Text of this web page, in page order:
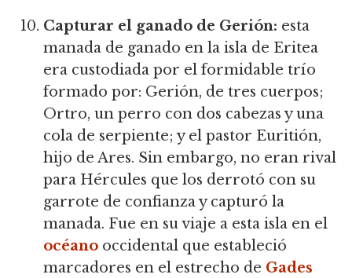
Capturar el ganado de Gerión: esta
manada de ganado en la isla de Eritea
era custodiada por el formidable trío
formado por: Gerión, de tres cuerpos;
Ortro, un perro con dos cabezas y una
cola de serpiente; y el pastor Euritión,
hijo de Ares. Sin embargo, no eran rival
para Hércules que los derrotó con su
garrote de confianza y capturó la
manada. Fue en su viaje a esta isla en el
océano occidental que estableció
marcadores en el estrecho de Gades